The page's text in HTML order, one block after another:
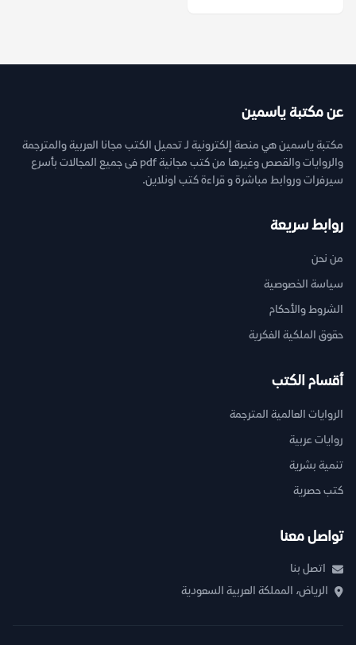
عن مكتبة ياسمين
مكتبة ياسمين هي منصة إلكترونية لـ تحميل الكتب مجانا العربية والمترجمة
والروايات والقصص وغيرها من كتب مجانية pdf فى جميع المجالات بأسرع
سيرفرات وروابط مباشرة و قراءة كتب اونلاين.
روابط سريعة
من نحن
سياسة الخصوصية
الشروط والأحكام
حقوق الملكية الفكرية
أقسام الكتب
الروايات العالمية المترجمة
روايات عربية
تنمية بشرية
كتب حصرية
تواصل معنا
اتصل بنا
الرياض، المملكة العربية السعودية